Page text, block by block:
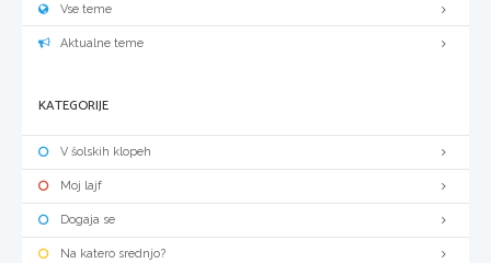
Vse teme
Aktualne teme
KATEGORIJE
V šolskih klopeh
Moj lajf
Dogaja se
Na katero srednjo?